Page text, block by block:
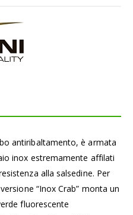
antiribaltamento, è armata
inox estremamente affilati
alla salsedine. Per
“Inox Crab” monta un
fluorescente